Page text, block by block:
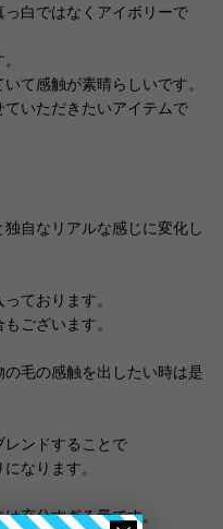
白ではなくアイボリーで
て感触が素晴らしいです。
いただきたいアイテムで
自なリアルな感じに変化し
ております。
ございます。
毛の感触を出したい時は是
ンドすることで
なります。
充分すぎる量です。